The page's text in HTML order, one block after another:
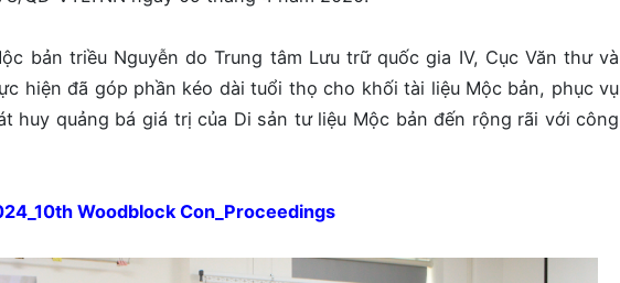
bản triều Nguyễn do Trung tâm Lưu trữ quốc gia IV, Cục Văn thư và
hiện đã góp phần kéo dài tuổi thọ cho khối tài liệu Mộc bản, phục vụ
huy quảng bá giá trị của Di sản tư liệu Mộc bản đến rộng rãi với công
Woodblock Con_Proceedings